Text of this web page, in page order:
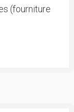
(fourniture